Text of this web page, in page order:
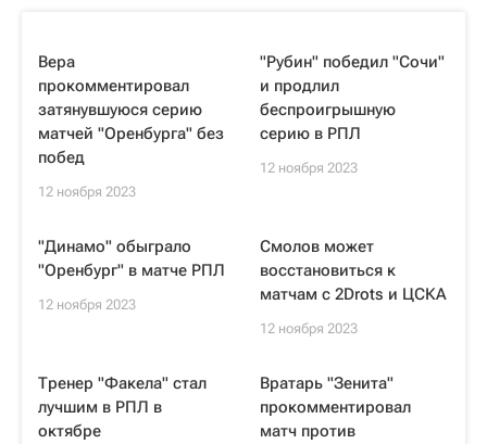
Вера
прокомментировал
затянувшуюся серию
матчей "Оренбурга" без
побед
12 ноября 2023
"Рубин" победил "Сочи"
и продлил
беспроигрышную
серию в РПЛ
12 ноября 2023
"Динамо" обыграло
"Оренбург" в матче РПЛ
12 ноября 2023
Смолов может
восстановиться к
матчам с 2Drots и ЦСКА
12 ноября 2023
Тренер "Факела" стал
лучшим в РПЛ в
октябре
Вратарь "Зенита"
прокомментировал
матч против